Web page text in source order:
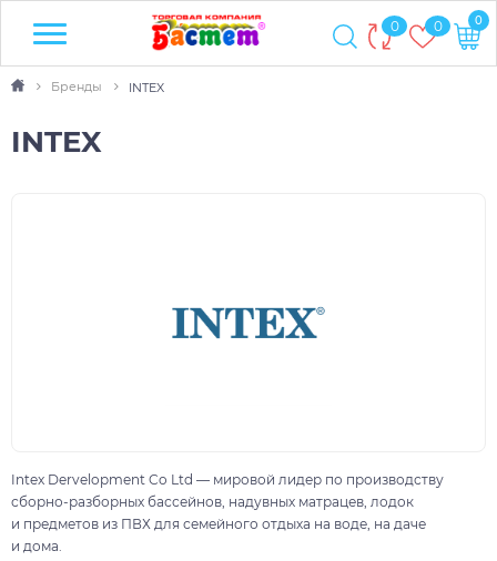
0 0 0
Бренды INTEX
INTEX
Intex Dervelopment Co Ltd — мировой лидер по производству
сборно-разборных бассейнов, надувных матрацев, лодок
и предметов из ПВХ для семейного отдыха на воде, на даче
и дома.